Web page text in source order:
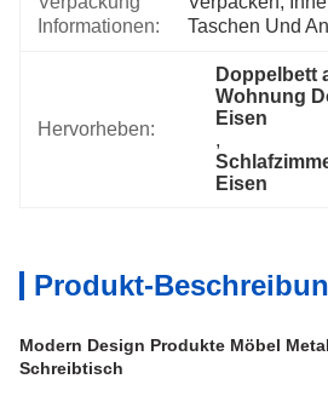
Informationen:
Taschen Und
Hervorheben:
Doppelbett
Wohnung
Eisen
,
Eisen
Produkt-
Modern Design Produkte Möbel
Schreibtisch